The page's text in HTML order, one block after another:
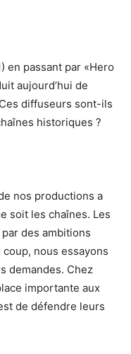
en passant par «Hero
aujourd’hui de
diffuseurs sont-ils
historiques ?
nos productions a
soit les chaînes. Les
des ambitions
nous essayons
demandes. Chez
importante aux
de défendre leurs